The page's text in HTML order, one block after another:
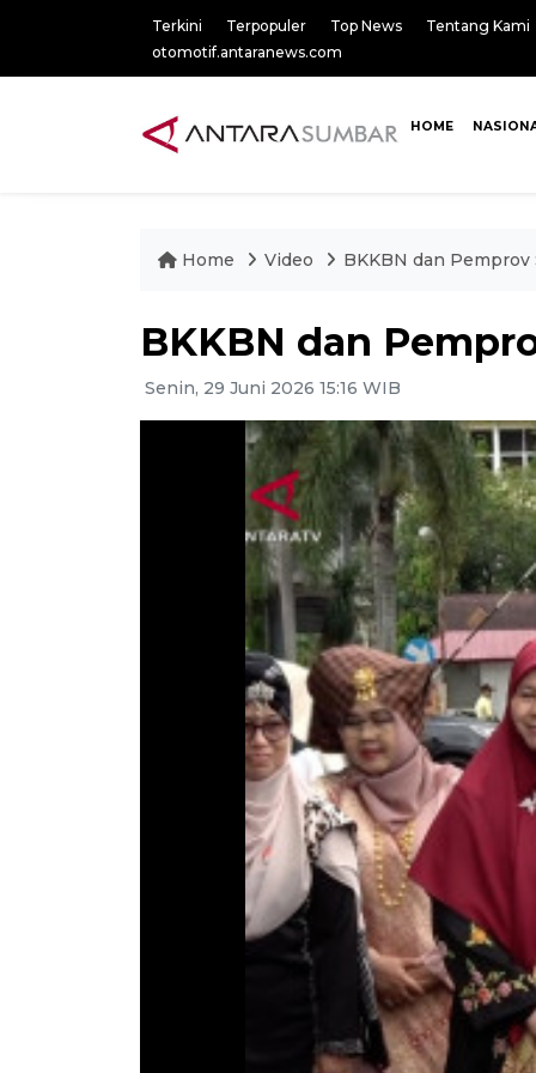
Terkini Terpopuler Top News
Tentang Kami
otomotif.antaranews.com
HOME
Home Video BKKBN dan
BKKBN dan
Senin, 29 Juni 2026 15:16 WIB